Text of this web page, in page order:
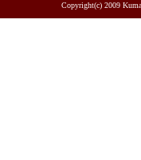
Copyright(c) 2009